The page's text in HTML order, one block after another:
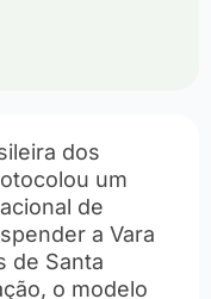
dos
um
de
a Vara
de Santa
o modelo